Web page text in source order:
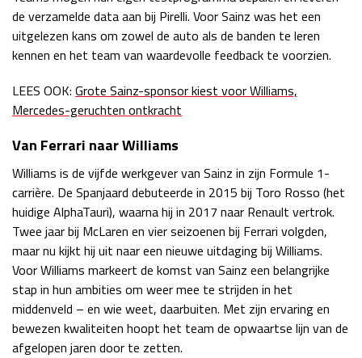
de verzamelde data aan bij Pirelli. Voor Sainz was het een
uitgelezen kans om zowel de auto als de banden te leren
kennen en het team van waardevolle feedback te voorzien.
LEES OOK: Grote Sainz-sponsor kiest voor Williams,
Mercedes-geruchten ontkracht
Van Ferrari naar Williams
Williams is de vijfde werkgever van Sainz in zijn Formule 1-
carrière. De Spanjaard debuteerde in 2015 bij Toro Rosso (het
huidige AlphaTauri), waarna hij in 2017 naar Renault vertrok.
Twee jaar bij McLaren en vier seizoenen bij Ferrari volgden,
maar nu kijkt hij uit naar een nieuwe uitdaging bij Williams.
Voor Williams markeert de komst van Sainz een belangrijke
stap in hun ambities om weer mee te strijden in het
middenveld – en wie weet, daarbuiten. Met zijn ervaring en
bewezen kwaliteiten hoopt het team de opwaartse lijn van de
afgelopen jaren door te zetten.